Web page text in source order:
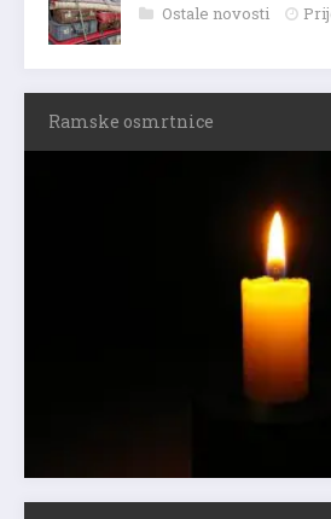
Ostale novosti
Ramske osmrtnice